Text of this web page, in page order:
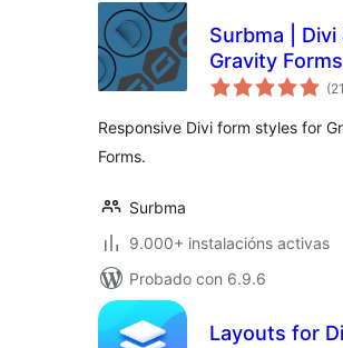
Surbma | Divi
Gravity Forms
(21
Responsive Divi form styles for
Forms.
Surbma
9.000+ instalacións activas
Probado con 6.9.6
Layouts for